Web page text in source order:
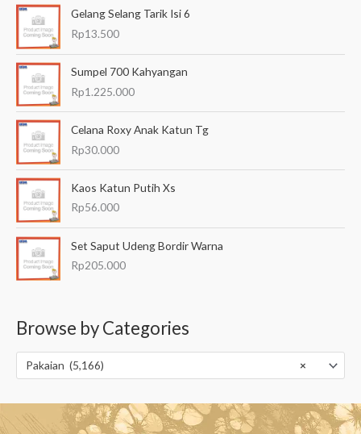
Gelang Selang Tarik Isi 6
Rp13.500
Sumpel 700 Kahyangan
Rp1.225.000
Celana Roxy Anak Katun Tg
Rp30.000
Kaos Katun Putih Xs
Rp56.000
Set Saput Udeng Bordir Warna
Rp205.000
Browse by Categories
×
Pakaian (5,166)